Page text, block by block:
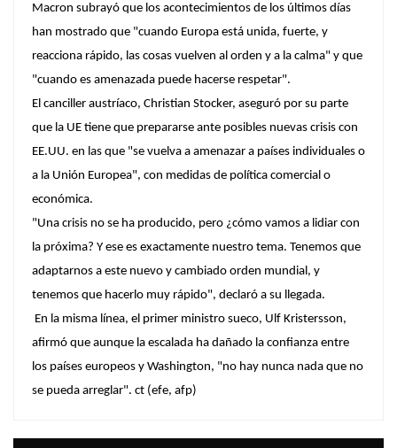
Macron subrayó que los acontecimientos de los últimos días
han mostrado que "cuando Europa está unida, fuerte, y
reacciona rápido, las cosas vuelven al orden y a la calma" y que
"cuando es amenazada puede hacerse respetar".
El canciller austríaco, Christian Stocker, aseguró por su parte
que la UE tiene que prepararse ante posibles nuevas crisis con
EE.UU. en las que "se vuelva a amenazar a países individuales o
a la Unión Europea", con medidas de política comercial o
económica.
"Una crisis no se ha producido, pero ¿cómo vamos a lidiar con
la próxima? Y ese es exactamente nuestro tema. Tenemos que
adaptarnos a este nuevo y cambiado orden mundial, y
tenemos que hacerlo muy rápido", declaró a su llegada.
En la misma línea, el primer ministro sueco, Ulf Kristersson,
afirmó que aunque la escalada ha dañado la confianza entre
los países europeos y Washington, "no hay nunca nada que no
se pueda arreglar". ct (efe, afp)